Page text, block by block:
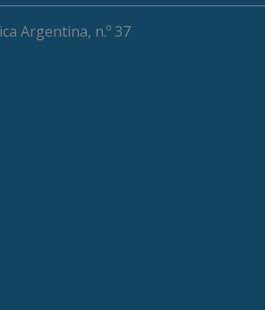
Argentina, n.º 37